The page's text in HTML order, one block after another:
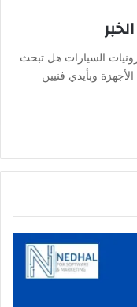
السيارات هل تبحث
وبأيدي فنيين